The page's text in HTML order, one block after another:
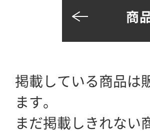
商
掲載している商品は
ます。
まだ掲載しきれない